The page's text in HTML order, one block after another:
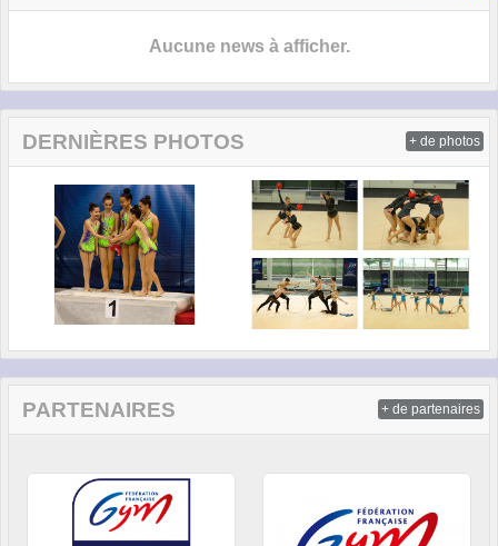
Aucune news à afficher.
DERNIÈRES PHOTOS + de photos
PARTENAIRES + de partenaires